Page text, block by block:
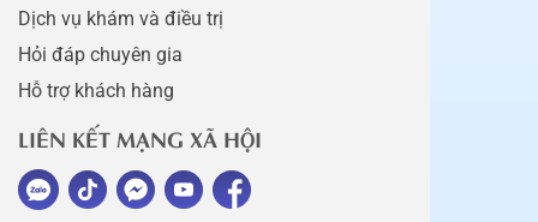
Dịch vụ khám và điều trị
Hỏi đáp chuyên gia
Hỗ trợ khách hàng
LIÊN KẾT MẠNG XÃ HỘI